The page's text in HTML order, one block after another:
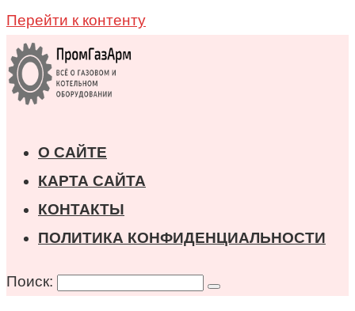
Перейти к контенту
О САЙТЕ
КАРТА САЙТА
КОНТАКТЫ
ПОЛИТИКА КОНФИДЕНЦИАЛЬНОСТИ
Поиск: